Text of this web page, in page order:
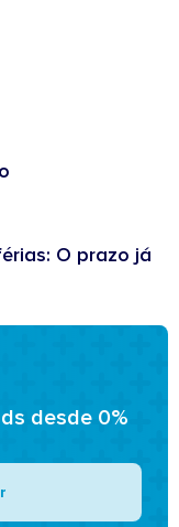
O prazo já
desde 0%